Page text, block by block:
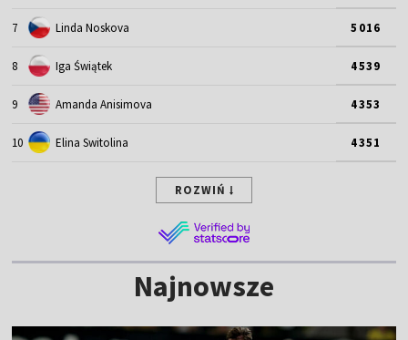
7 Linda Noskova 5016
8 Iga Świątek 4539
9 Amanda Anisimova 4353
10 Elina Switolina 4351
ROZWIŃ
Najnowsze